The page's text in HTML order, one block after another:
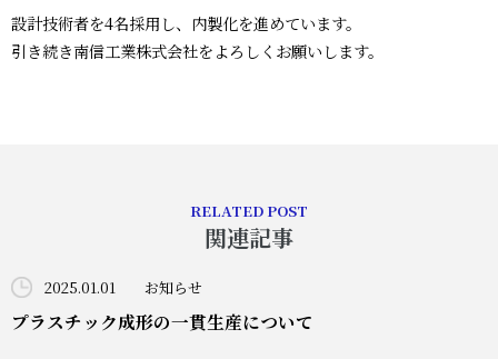
設備紹介
設計技術者を4名採用し、内製化を進めています。
引き続き南信工業株式会社をよろしくお願いします。
RELATED POST
関連記事
2025.01.01 お知らせ
プラスチック成形の一貫生産について